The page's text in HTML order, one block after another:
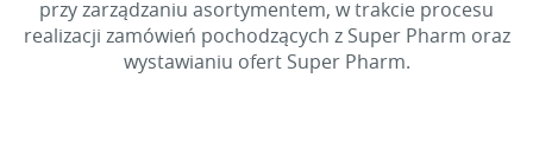
przy zarządzaniu asortymentem, w trakcie procesu
realizacji zamówień pochodzących z Super Pharm oraz
wystawianiu ofert Super Pharm.